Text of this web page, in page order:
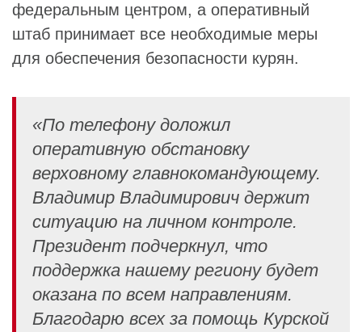
федеральным центром, а оперативный
штаб принимает все необходимые меры
для обеспечения безопасности курян.
«По телефону доложил
оперативную обстановку
верховному главнокомандующему.
Владимир Владимирович держит
ситуацию на личном контроле.
Президент подчеркнул, что
поддержка нашему региону будет
оказана по всем направлениям.
Благодарю всех за помощь Курской